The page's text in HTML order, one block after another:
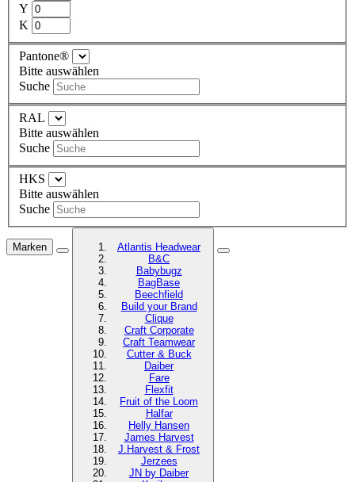
Y
K
Pantone®
Bitte auswählen
Suche
RAL
Bitte auswählen
Suche
HKS
Bitte auswählen
Suche
Marken
Atlantis Headwear
B&C
Babybugz
BagBase
Beechfield
Build your Brand
Clique
Craft Corporate
Craft Teamwear
Cutter & Buck
Daiber
Fare
Flexfit
Fruit of the Loom
Halfar
Helly Hansen
James Harvest
J.Harvest & Frost
Jerzees
JN by Daiber